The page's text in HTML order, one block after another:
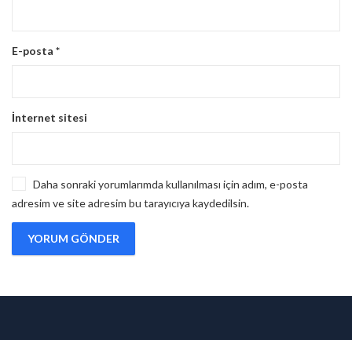
E-posta *
İnternet sitesi
Daha sonraki yorumlarımda kullanılması için adım, e-posta
adresim ve site adresim bu tarayıcıya kaydedilsin.